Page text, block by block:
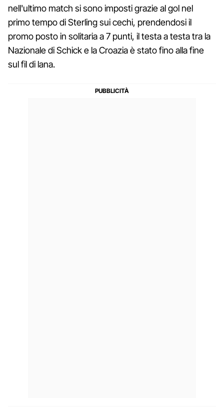
nell'ultimo match si sono imposti grazie al gol nel
primo tempo di Sterling sui cechi, prendendosi il
promo posto in solitaria a 7 punti, il testa a testa tra la
Nazionale di Schick e la Croazia è stato fino alla fine
sul fil di lana.